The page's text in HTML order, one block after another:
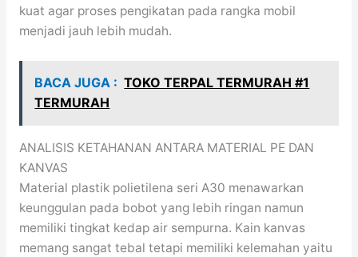
kuat agar proses pengikatan pada rangka mobil
menjadi jauh lebih mudah.
BACA JUGA : TOKO TERPAL TERMURAH #1
TERMURAH
ANALISIS KETAHANAN ANTARA MATERIAL PE DAN
KANVAS
Material plastik polietilena seri A30 menawarkan
keunggulan pada bobot yang lebih ringan namun
memiliki tingkat kedap air sempurna. Kain kanvas
memang sangat tebal tetapi memiliki kelemahan yaitu